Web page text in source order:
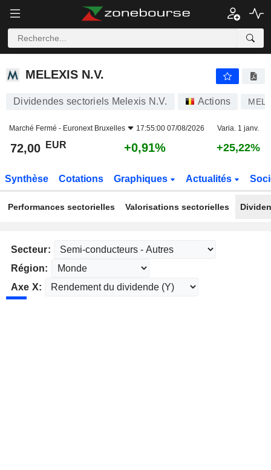
MELEXIS N.V.
MELEXIS N.V.
Dividendes sectoriels Melexis N.V. Actions
Marché Fermé - Euronext Bruxelles 17:55:00 07/08/2026 Varia. 1 janv.
72,00 EUR +0,91% +25,22%
Synthèse Cotations Graphiques Actualités
Performances sectorielles Valorisations sectorielles
Secteur:
Région:
Axe X: